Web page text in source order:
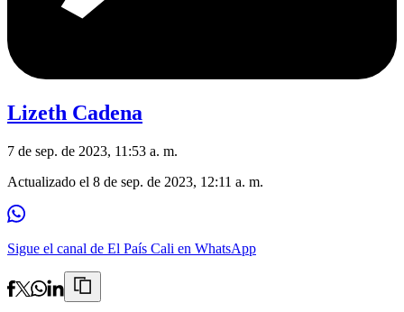
Lizeth Cadena
7 de sep. de 2023, 11:53 a. m.
Actualizado el 8 de sep. de 2023, 12:11 a. m.
Sigue el canal de El País Cali en WhatsApp